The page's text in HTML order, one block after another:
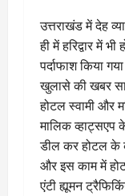
उत्तराखंड में देह
ही में हरिद्वार में
पर्दाफाश किया
खुलासे की खबर
होटल स्वामी और
मालिक
डील कर होटल के
और इस काम में
एंटी ह्यूमन